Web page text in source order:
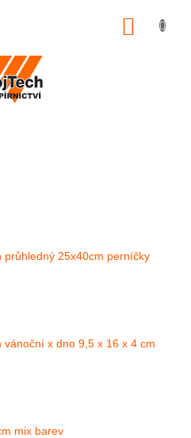
průhledný 25x40cm perníčky
vánoční x dno 9,5 x 16 x 4 cm
mix barev